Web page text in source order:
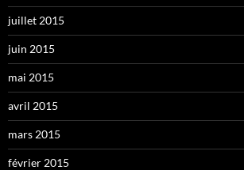
juillet 2015
juin 2015
mai 2015
avril 2015
mars 2015
février 2015